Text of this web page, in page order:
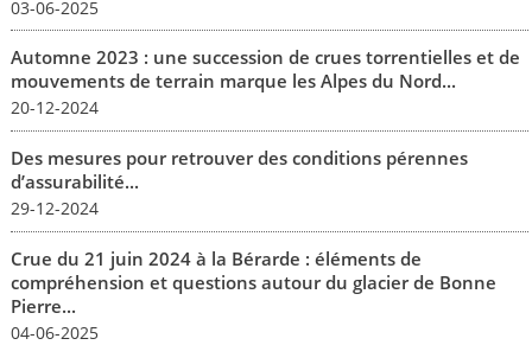
03-06-2025
Automne 2023 : une succession de crues torrentielles et de
mouvements de terrain marque les Alpes du Nord...
20-12-2024
Des mesures pour retrouver des conditions pérennes
d’assurabilité...
29-12-2024
Crue du 21 juin 2024 à la Bérarde : éléments de
compréhension et questions autour du glacier de Bonne
Pierre...
04-06-2025